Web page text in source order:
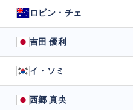
ロビン・チェ
吉田 優利
イ・ソミ
西郷 真央